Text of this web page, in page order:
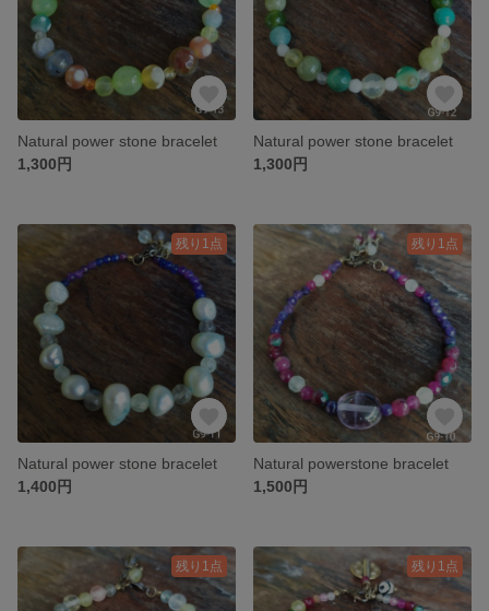
Natural power stone bracelet
1,300円
Natural power stone bracelet
1,300円
残り1点
Natural power stone bracelet
1,400円
残り1点
Natural powerstone bracelet
1,500円
残り1点 残り1点